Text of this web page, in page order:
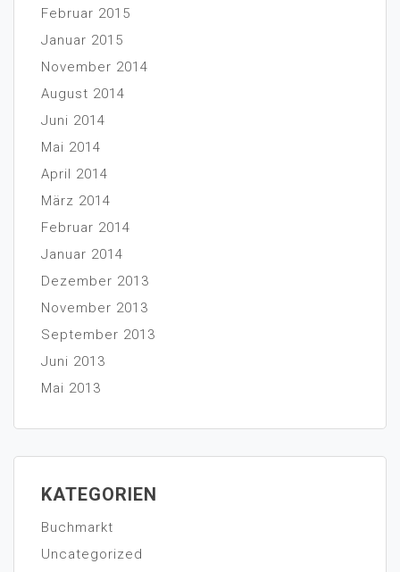
Februar 2015
Januar 2015
November 2014
August 2014
Juni 2014
Mai 2014
April 2014
März 2014
Februar 2014
Januar 2014
Dezember 2013
November 2013
September 2013
Juni 2013
Mai 2013
KATEGORIEN
Buchmarkt
Uncategorized